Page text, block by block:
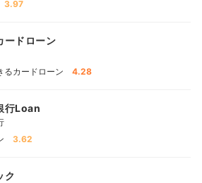
3.97
ードローン
るカードローン
4.28
行Loan
3.62
ク